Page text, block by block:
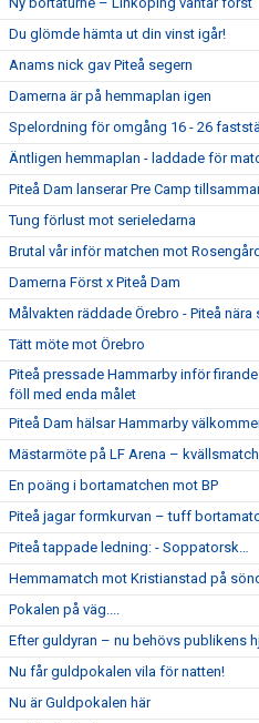
Du glömde hämta ut din vinst igår!
Anams nick gav Piteå segern
Damerna är på hemmaplan igen
Spelordning för omgång 16 - 26
Äntligen hemmaplan - laddade för
Piteå Dam lanserar Pre Camp
Tung förlust mot serieledarna
Brutal vår inför matchen mot Rosengård
Damerna Först x Piteå Dam
Målvakten räddade Örebro - Piteå nära
Tätt möte mot Örebro
Piteå pressade Hammarby inför
föll med enda målet
Piteå Dam hälsar Hammarby
Mästarmöte på LF Arena –
En poäng i bortamatchen mot BP
Piteå jagar formkurvan – tuff
Piteå tappade ledning: - Soppatorsk…
Hemmamatch mot Kristianstad på
Pokalen på väg....
Efter guldyran – nu behövs publikens
Nu får guldpokalen vila för natten!
Nu är Guldpokalen här